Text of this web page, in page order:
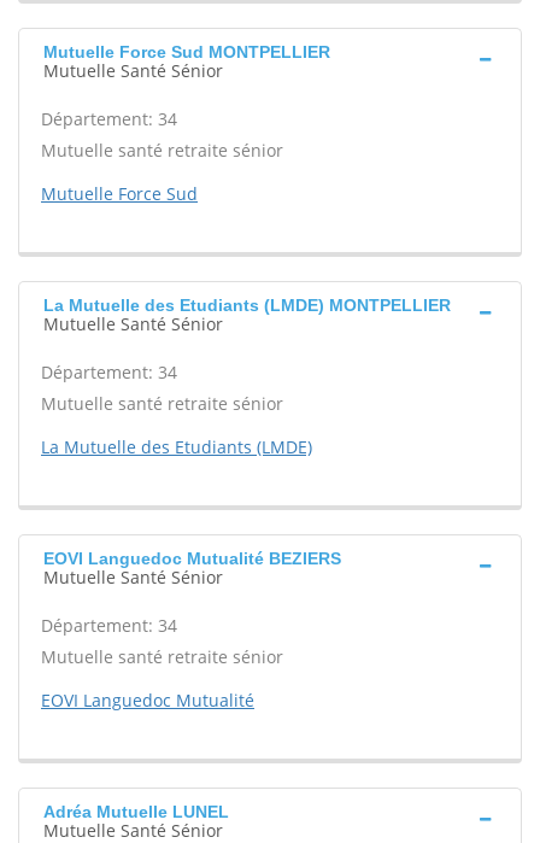
Mutuelle Force Sud MONTPELLIER
Mutuelle Santé Sénior
Département: 34
Mutuelle santé retraite sénior
Mutuelle Force Sud
La Mutuelle des Etudiants (LMDE) MONTPELLIER
Mutuelle Santé Sénior
Département: 34
Mutuelle santé retraite sénior
La Mutuelle des Etudiants (LMDE)
EOVI Languedoc Mutualité BEZIERS
Mutuelle Santé Sénior
Département: 34
Mutuelle santé retraite sénior
EOVI Languedoc Mutualité
Adréa Mutuelle LUNEL
Mutuelle Santé Sénior